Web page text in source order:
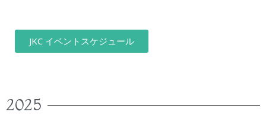
JKC イベントスケジュール
2025